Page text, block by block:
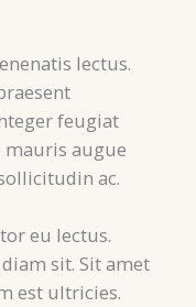
lectus.
feugiat
mauris augue
ac.
eu lectus.
sit. Sit amet
est ultricies.